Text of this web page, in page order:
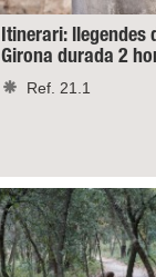
Itinerari: llegendes
Girona durada 2
Ref. 21.1